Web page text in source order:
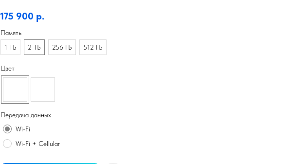
175 900 р.
Память
1 ТБ
2 ТБ 256 ГБ 512 ГБ
Цвет
Передача данных
Wi-Fi
Wi-Fi + Cellular